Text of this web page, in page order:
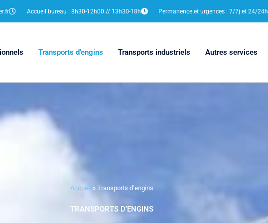
Accueil bureau : 8h30-12h00 // 13h30-18h Permanence et urgences : 7/7j et 24/24h
Transports d’engins Transports industriels Autres services
Accueil » Transports d’engins
TRANSPORTS D’ENGINS